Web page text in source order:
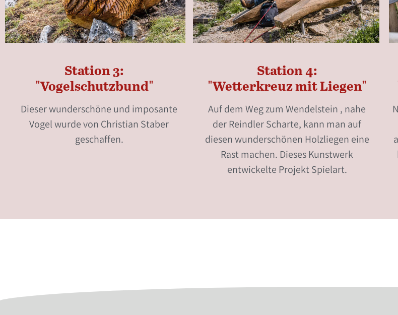
Station 3:
"Vogelschutzbund"
Dieser wunderschöne und imposante
Vogel wurde von Christian Staber
geschaffen.
Station 4:
"Wetterkreuz mit Liegen"
Auf dem Weg zum Wendelstein , nahe
der Reindler Scharte, kann man auf
diesen wunderschönen Holzliegen eine
Rast machen. Dieses Kunstwerk
entwickelte Projekt Spielart.